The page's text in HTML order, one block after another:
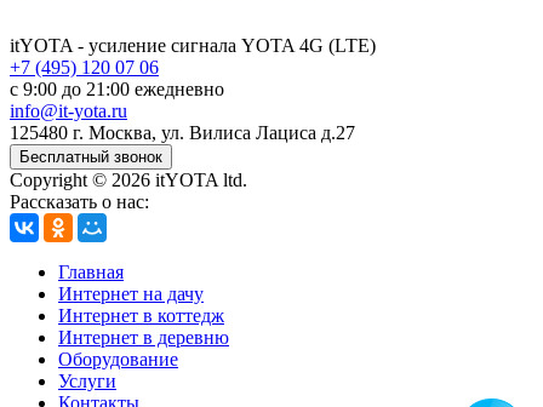
itYOTA - усиление сигнала YOTA 4G (LTE)
+7 (495) 120 07 06
с 9:00 до 21:00 ежедневно
info@it-yota.ru
125480 г. Москва, ул. Вилиса Лациса д.27
Бесплатный звонок
Copyright © 2026 itYOTA ltd.
Рассказать о нас:
Главная
Интернет на дачу
Интернет в коттедж
Интернет в деревню
Оборудование
Услуги